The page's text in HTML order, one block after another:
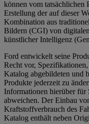
können vom tatsächlichen
Erstellung der auf dieser
Kombination aus
Bildern (CGI) von
künstlicher Intelligenz
Ford entwickelt seine
Recht vor,
Katalog abgebildeten und
Produkte jederzeit zu
Informationen hierüber für
abweichen. Der Einbau
Kraftstoffverbrauch des
Katalog enthält neben